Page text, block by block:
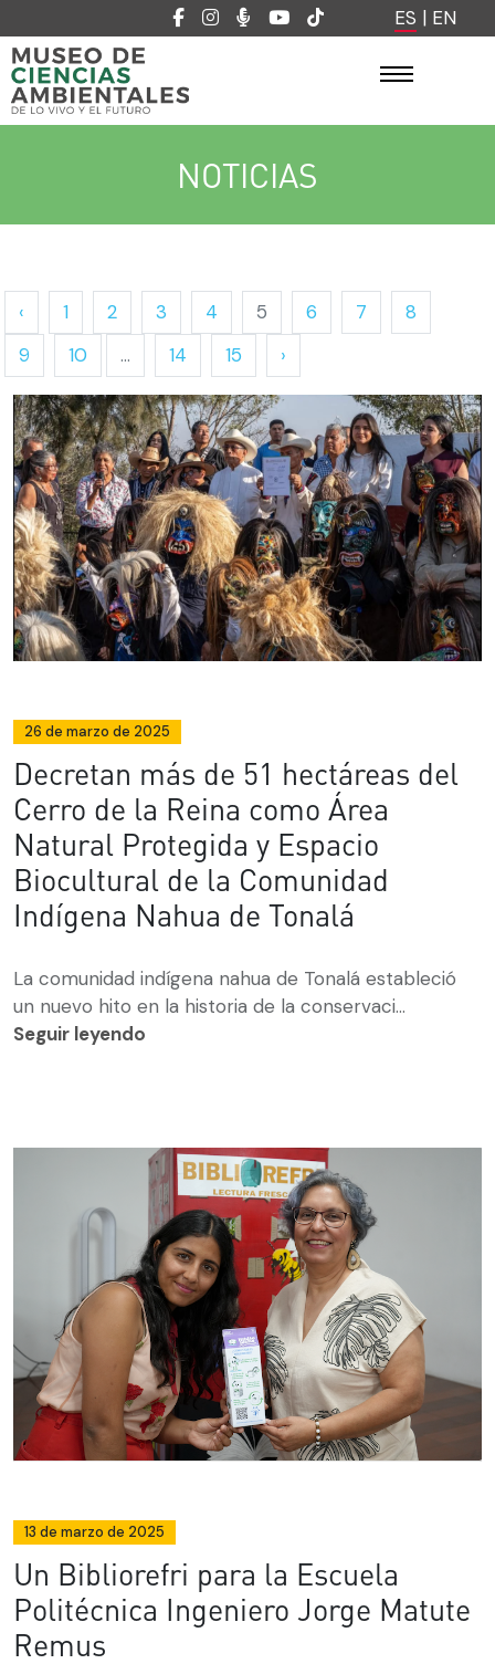
ES | EN
NOTICIAS
‹ 1 2 3 4 5 6 7
8
9
10 ... 14 15 ›
26 de marzo de 2025
Decretan más de 51 hectáreas del
Cerro de la Reina como Área
Natural Protegida y Espacio
Biocultural de la Comunidad
Indígena Nahua de Tonalá
La comunidad indígena nahua de Tonalá estableció
un nuevo hito en la historia de la conservaci...
Seguir leyendo
13 de marzo de 2025
Un Bibliorefri para la Escuela
Politécnica Ingeniero Jorge Matute
Remus